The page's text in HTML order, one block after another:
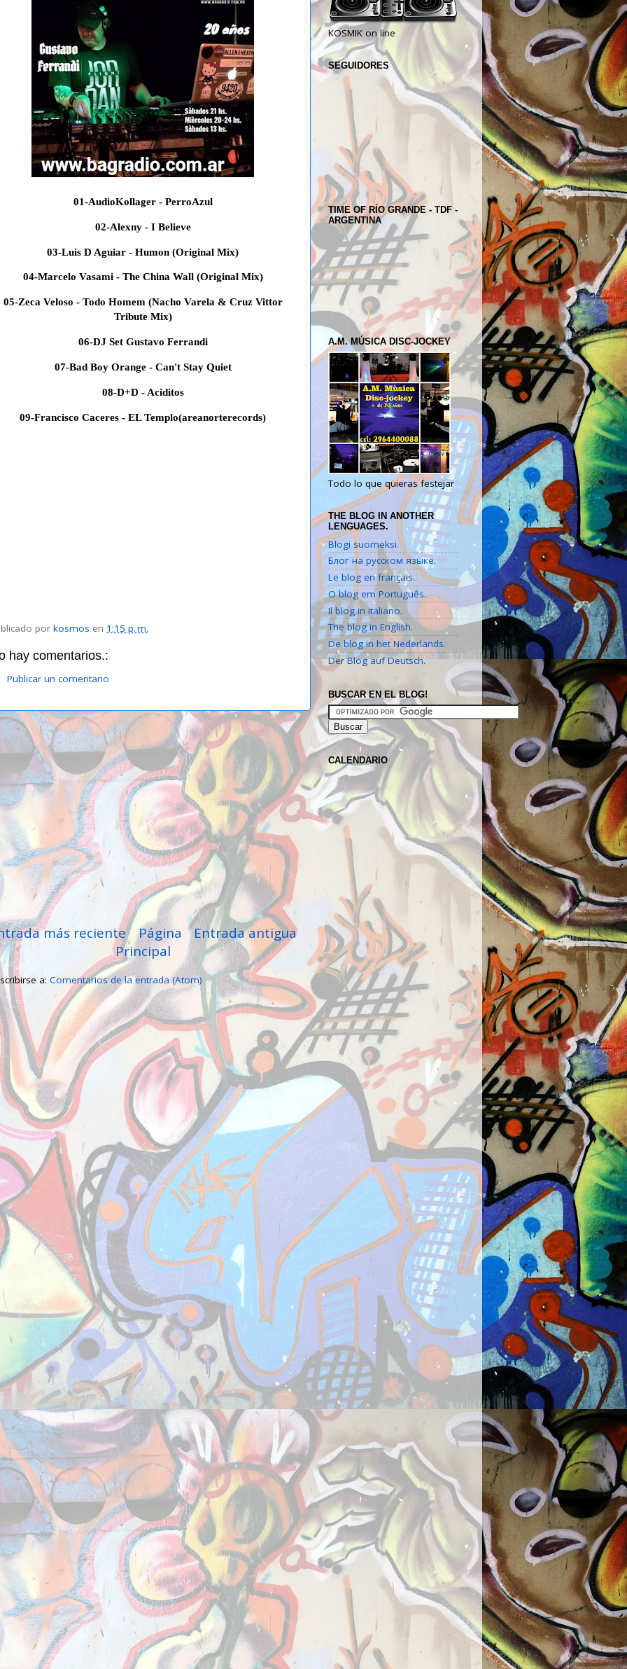
01-AudioKollager - PerroAzul
02-Alexny - I Believe
03-Luis D Aguiar - Humon (Original Mix)
04-Marcelo Vasami - The China Wall (Original Mix)
05-Zeca Veloso - Todo Homem (Nacho Varela & Cruz Vittor
Tribute Mix)
06-DJ Set Gustavo Ferrandi
07-Bad Boy Orange - Can't Stay Quiet
08-D+D - Aciditos
09-Francisco Caceres - EL Templo(areanorterecords)
por kosmos en 1:15 p. m.
hay comentarios.:
Publicar un comentario
más reciente Entrada antigua
Página
Principal
a: Comentarios de la entrada (Atom)
KOSMIK on line
SEGUIDORES
TIME OF RÍO GRANDE - TDF -
ARGENTINA
A.M. MÚSICA DISC-JOCKEY
Todo lo que quieras festejar
THE BLOG IN ANOTHER
LENGUAGES.
Blogi suomeksi.
Блог на русском языке.
Le blog en français.
O blog em Português.
Il blog in italiano.
The blog in English.
De blog in het Nederlands.
Der Blog auf Deutsch.
BUSCAR EN EL BLOG!
CALENDARIO